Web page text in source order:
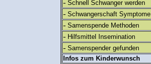
- Schnell Schwanger werden
- Schwangerschaft Symptome
- Samenspende Methoden
- Hilfsmittel Insemination
- Samenspender gefunden
Infos zum Kinderwunsch